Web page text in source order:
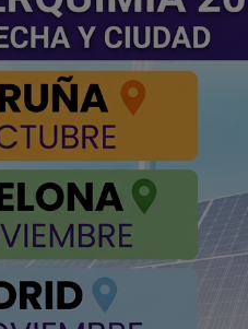
PREMIUM